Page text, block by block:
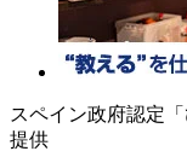
スペイン政府認定
提供